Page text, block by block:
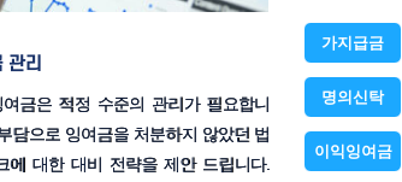
가지급금
명의신탁
이익잉여금
관리
금은 적정 수준의 관리가 필요합니
담으로 잉여금을 처분하지 않았던 법
에 대한 대비 전략을 제안 드립니다.